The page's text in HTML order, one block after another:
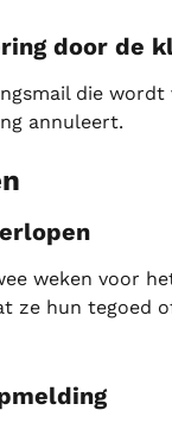
door de
die
annuleert.
weken voor
ze hun tegoed